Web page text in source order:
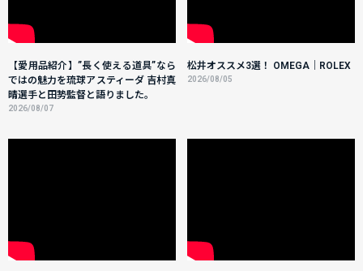
【愛用品紹介】”長く使える道具”なら
ではの魅力を琉球アスティーダ 吉村真
晴選手と田㔟監督と語りました。
2026/08/07
松井オススメ3選！ OMEGA｜ROLEX
2026/08/05